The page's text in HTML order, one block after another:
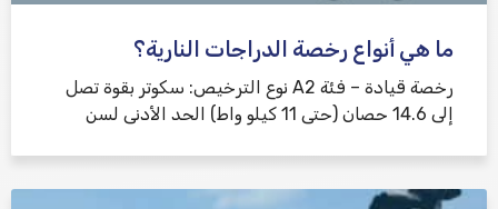
ما هي أنواع رخصة الدراجات النارية؟
رخصة قيادة – فئة A2 نوع الترخيص: سكوتر بقوة تصل
إلى 14.6 حصان (حتى 11 كيلو واط) الحد الأدنى لسن